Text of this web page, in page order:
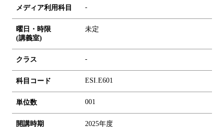
メディア利用科目 -
曜日・時限
(講義室)
未定
クラス -
科目コード ESI.E601
単位数 001
開講時期 2025年度